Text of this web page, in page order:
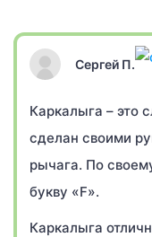
Сергей П.
Каркалыга – это
сделан своими
рычага. По
букву «F».
Каркалыга